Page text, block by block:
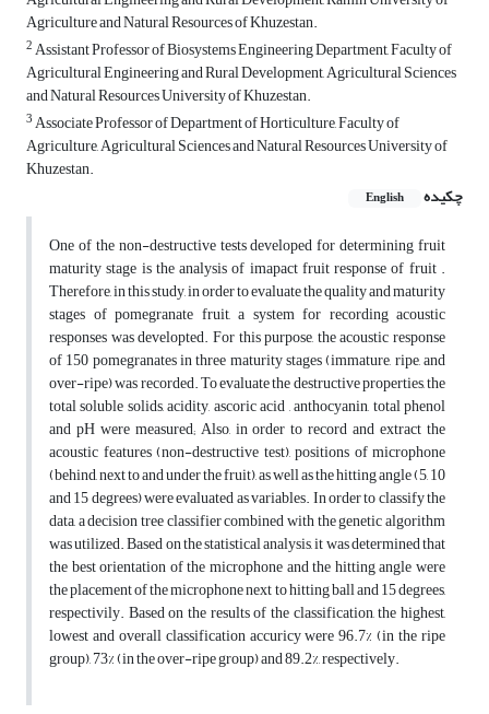
Agriculture and Natural Resources of Khuzestan.
2Assistant Professor of Biosystems Engineering Department, Faculty of
Agricultural Engineering and Rural Development, Agricultural Sciences
and Natural Resources University of Khuzestan.
3Associate Professor of Department of Horticulture, Faculty of
Agriculture, Agricultural Sciences and Natural Resources University of
Khuzestan.
چکیده
English
One of the non-destructive tests developed for determining fruit
maturity stage is the analysis of imapact fruit response of fruit .
Therefore, in this study, in order to evaluate the quality and maturity
stages of pomegranate fruit, a system for recording acoustic
responses was developted. For this purpose, the acoustic response
of 150 pomegranates in three maturity stages (immature, ripe, and
over-ripe) was recorded. To evaluate the destructive properties, the
total soluble solids, acidity, ascoric acid , anthocyanin, total phenol
and pH were measured; Also, in order to record and extract the
acoustic features (non-destructive test), positions of microphone
(behind, next to and under the fruit), as well as the hitting angle (5, 10
and 15 degrees) were evaluated as variables. In order to classify the
data, a decision tree classifier combined with the genetic algorithm
was utilized. Based on the statistical analysis, it was determined that
the best orientation of the microphone and the hitting angle were
the placement of the microphone next to hitting ball and 15 degrees,
respectivily. Based on the results of the classification, the highest,
lowest and overall classification accuricy were 96.7% (in the ripe
group), 73% (in the over-ripe group) and 89.2%, respectively.